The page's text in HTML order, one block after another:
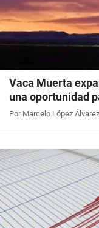
Vaca Muerta
una oportunidad
Por Marcelo López Álvarez